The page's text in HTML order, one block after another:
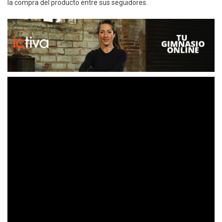
la compra del producto entre sus seguidores.